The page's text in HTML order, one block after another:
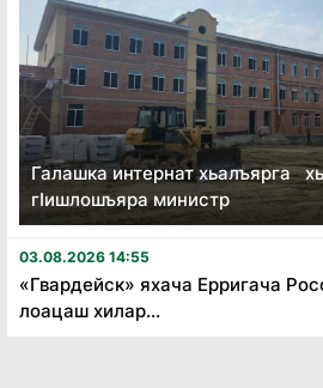
Галашка интернат хьалъярга
гӏишлошъяра министр
03.08.2026 14:55
«Гвардейск» яхача Ерригача
лоацаш хилар...